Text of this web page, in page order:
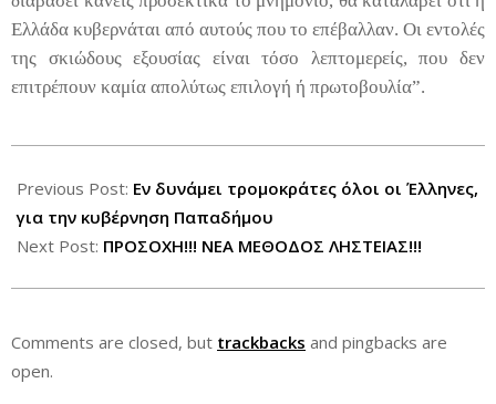
Ελλάδα κυβερνάται από αυτούς που το επέβαλλαν. Οι εντολές
της σκιώδους εξουσίας είναι τόσο λεπτομερείς, που δεν
επιτρέπουν καμία απολύτως επιλογή ή πρωτοβουλία”.
03-
15
Previous Post: Εν δυνάμει τρομοκράτες όλοι οι Έλληνες,
για την κυβέρνηση Παπαδήμου
Next Post: ΠΡΟΣΟΧΗ!!! ΝΕΑ ΜΕΘΟΔΟΣ ΛΗΣΤΕΙΑΣ!!!
Comments are closed, but trackbacks and pingbacks are
open.